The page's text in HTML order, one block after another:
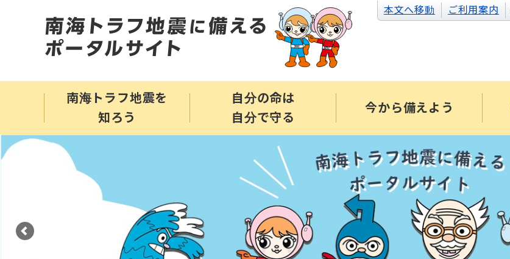
本文へ移動 ご利用案内
南海トラフ地震を
知ろう
自分の命は
自分で守る
今から備えよう